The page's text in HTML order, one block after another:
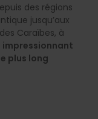
des régions
jusqu’aux
Caraïbes, à
impressionnant
plus long